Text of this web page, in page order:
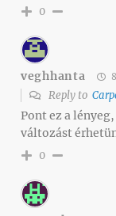
0
veghhanta
Reply to
Pont ez a
változást
0